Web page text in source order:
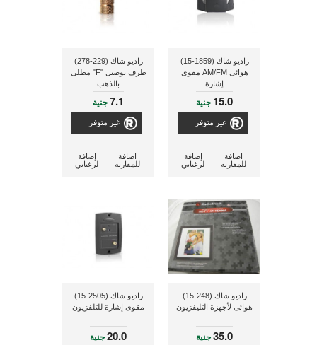
راديو شاك (1859-15)
هوائى AM/FM مقوى
إشارة
15.0 جنية
غير متوفر
إضافة
لرغباتي
اضافة
للمقارنة
راديو شاك (229-278)
طرف توصيل "F" مطلى
بالذهب
7.1جنية
غير متوفر
إضافة
لرغباتي
اضافة
للمقارنة
راديو شاك (248-15)
هوائى لأجهزة التليفزيون
35.0جنية
راديو شاك (2505-15)
مقوى إشارة للتلفزيون
20.0جنية